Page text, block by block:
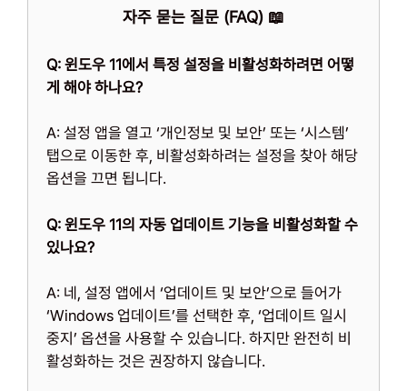
자주 묻는 질문 (FAQ) 📖
Q: 윈도우 11에서 특정 설정을 비활성화하려면 어떻
게 해야 하나요?
A: 설정 앱을 열고 ‘개인정보 및 보안’ 또는 ‘시스템’
탭으로 이동한 후, 비활성화하려는 설정을 찾아 해당
옵션을 끄면 됩니다.
Q: 윈도우 11의 자동 업데이트 기능을 비활성화할 수
있나요?
A: 네, 설정 앱에서 ‘업데이트 및 보안’으로 들어가
‘Windows 업데이트’를 선택한 후, ‘업데이트 일시
중지’ 옵션을 사용할 수 있습니다. 하지만 완전히 비
활성화하는 것은 권장하지 않습니다.